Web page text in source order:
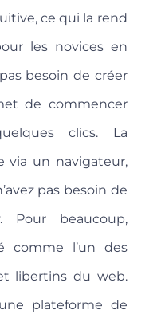
ce qui la rend
les novices en
besoin de créer
de commencer
clics. La
via un navigateur,
pas besoin de
Pour beaucoup,
comme l’un des
libertins du web.
plateforme de